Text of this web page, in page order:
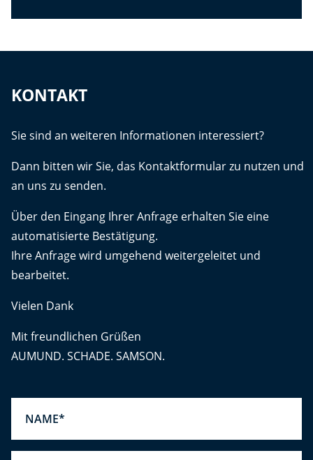
KONTAKT
Sie sind an weiteren Informationen interessiert?
Dann bitten wir Sie, das Kontaktformular zu nutzen und
an uns zu senden.
Über den Eingang Ihrer Anfrage erhalten Sie eine
automatisierte Bestätigung.
Ihre Anfrage wird umgehend weitergeleitet und
bearbeitet.
Vielen Dank
Mit freundlichen Grüßen
AUMUND. SCHADE. SAMSON.